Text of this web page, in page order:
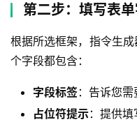
第二步：填写表
根据所选框架，指令生
个字段都包含：
字段标签：告诉您
占位符提示：提供填